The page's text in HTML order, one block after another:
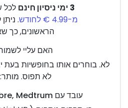
3 ימי ניסיון חינם
מ-4.99 € לחודש
הראשונים, כך
האם עליי
לא. בוחרים אותו בחופשיות בעת
לא תפוס.
עובד עם Dexcom G6/G7, Libre, Medtrum?